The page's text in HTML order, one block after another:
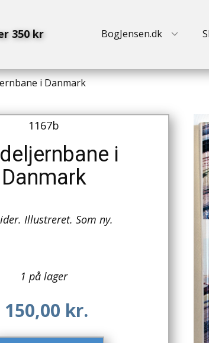
BogJensen.dk
350 kr
i Danmark
1167b
i
Danmark
Illustreret. Som ny.
1 på lager
150,00 kr.